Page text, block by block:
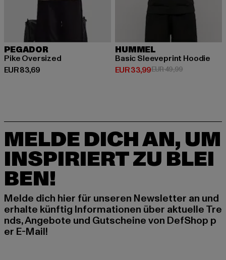
PEGADOR
Pike Oversized
EUR 83,69
Derzeitiger Preis: EUR 83,69
HUMMEL
Basic Sleeveprint Hoodie
EUR 33,99
Derzeitiger Preis: EUR 33,99
EUR 49,99Aktionspreis:
MELDE DICH AN, UM
INSPIRIERT ZU BLEI
BEN!
Melde dich hier für unseren Newsletter an und
erhalte künftig Informationen über aktuelle Tre
nds, Angebote und Gutscheine von DefShop p
er E-Mail!